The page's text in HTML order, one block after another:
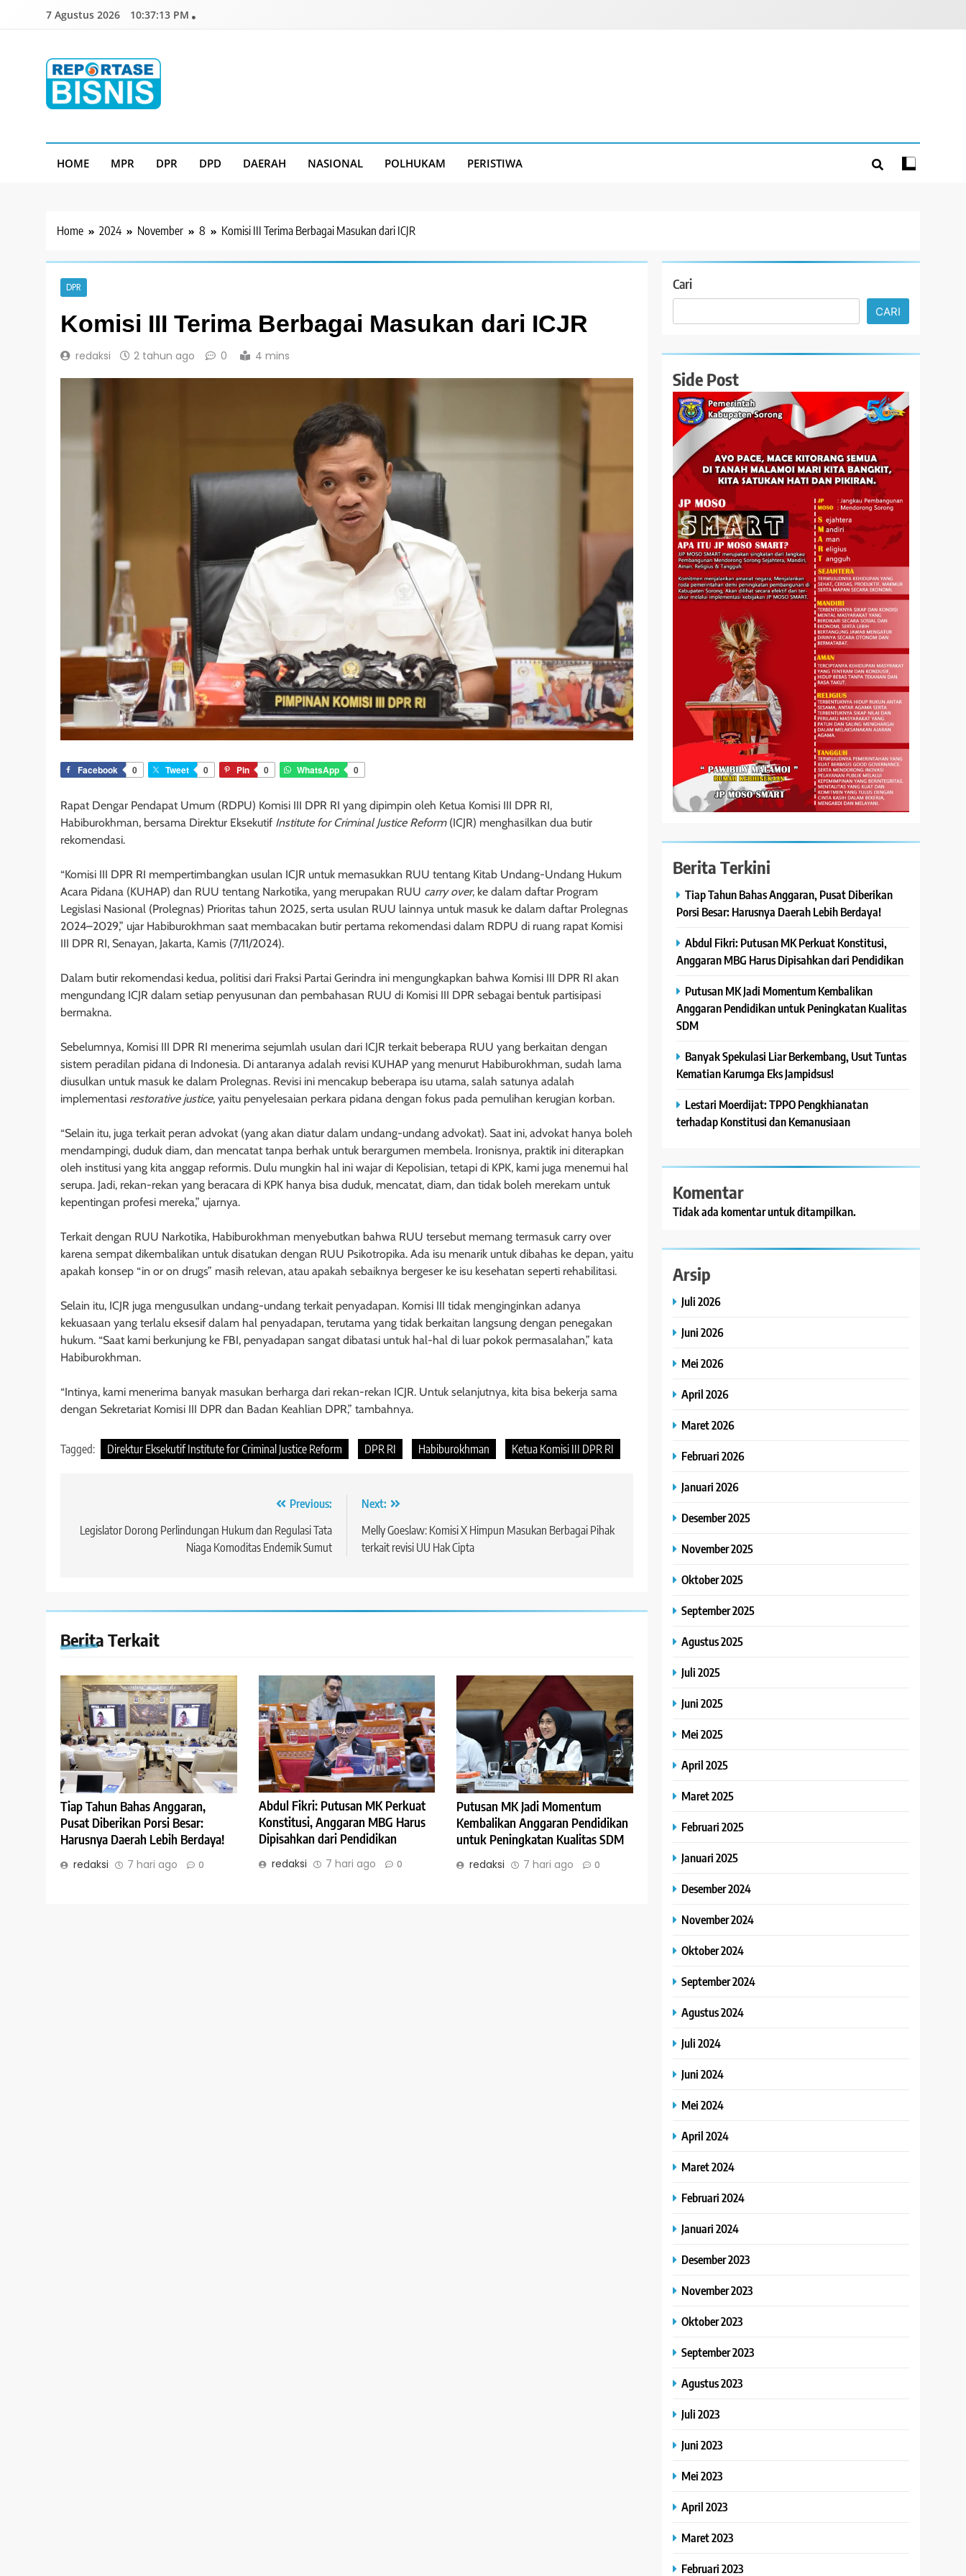
7 Agustus 2026 10:37:14 PM
HOME MPR DPR DPD DAERAH NASIONAL POLHUKAM PERISTIWA
Home 2024 November 8 Komisi III Terima Berbagai Masukan dari ICJR
DPR
Komisi III Terima Berbagai Masukan dari ICJR
redaksi 2 tahun ago 0 4 mins
Facebook 0 Tweet 0 Pin 0 WhatsApp 0
Rapat Dengar Pendapat Umum (RDPU) Komisi III DPR RI yang dipimpin oleh Ketua Komisi III DPR RI,
Habiburokhman, bersama Direktur Eksekutif Institute for Criminal Justice Reform(ICJR) menghasilkan dua butir
rekomendasi.
“Komisi III DPR RI mempertimbangkan usulan ICJR untuk memasukkan RUU tentang Kitab Undang-Undang Hukum
Acara Pidana (KUHAP) dan RUU tentang Narkotika, yang merupakan RUU carry over, ke dalam daftar Program
Legislasi Nasional (Prolegnas) Prioritas tahun 2025, serta usulan RUU lainnya untuk masuk ke dalam daftar Prolegnas
2024–2029,” ujar Habiburokhman saat membacakan butir pertama rekomendasi dalam RDPU di ruang rapat Komisi
III DPR RI, Senayan, Jakarta, Kamis (7/11/2024).
Dalam butir rekomendasi kedua, politisi dari Fraksi Partai Gerindra ini mengungkapkan bahwa Komisi III DPR RI akan
mengundang ICJR dalam setiap penyusunan dan pembahasan RUU di Komisi III DPR sebagai bentuk partisipasi
bermakna.
Sebelumnya, Komisi III DPR RI menerima sejumlah usulan dari ICJR terkait beberapa RUU yang berkaitan dengan
sistem peradilan pidana di Indonesia. Di antaranya adalah revisi KUHAP yang menurut Habiburokhman, sudah lama
diusulkan untuk masuk ke dalam Prolegnas. Revisi ini mencakup beberapa isu utama, salah satunya adalah
implementasi restorative justice, yaitu penyelesaian perkara pidana dengan fokus pada pemulihan kerugian korban.
“Selain itu, juga terkait peran advokat (yang akan diatur dalam undang-undang advokat). Saat ini, advokat hanya boleh
mendampingi, duduk diam, dan mencatat tanpa berhak untuk berargumen membela. Ironisnya, praktik ini diterapkan
oleh institusi yang kita anggap reformis. Dulu mungkin hal ini wajar di Kepolisian, tetapi di KPK, kami juga menemui hal
serupa. Jadi, rekan-rekan yang beracara di KPK hanya bisa duduk, mencatat, diam, dan tidak boleh merekam untuk
kepentingan profesi mereka,” ujarnya.
Terkait dengan RUU Narkotika, Habiburokhman menyebutkan bahwa RUU tersebut memang termasuk carry over
karena sempat dikembalikan untuk disatukan dengan RUU Psikotropika. Ada isu menarik untuk dibahas ke depan, yaitu
apakah konsep “in or on drugs” masih relevan, atau apakah sebaiknya bergeser ke isu kesehatan seperti rehabilitasi.
Selain itu, ICJR juga mengusulkan undang-undang terkait penyadapan. Komisi III tidak menginginkan adanya
kekuasaan yang terlalu eksesif dalam hal penyadapan, terutama yang tidak berkaitan langsung dengan penegakan
hukum. “Saat kami berkunjung ke FBI, penyadapan sangat dibatasi untuk hal-hal di luar pokok permasalahan,” kata
Habiburokhman.
“Intinya, kami menerima banyak masukan berharga dari rekan-rekan ICJR. Untuk selanjutnya, kita bisa bekerja sama
dengan Sekretariat Komisi III DPR dan Badan Keahlian DPR,” tambahnya.
Tagged: Direktur Eksekutif Institute for Criminal Justice Reform DPR RI Habiburokhman Ketua Komisi III DPR RI
pos
Previous:
Legislator Dorong Perlindungan Hukum dan Regulasi Tata
Niaga Komoditas Endemik Sumut
Next:
Melly Goeslaw: Komisi X Himpun Masukan Berbagai Pihak
terkait revisi UU Hak Cipta
Berita Terkait
Tiap Tahun Bahas Anggaran,
Pusat Diberikan Porsi Besar:
Harusnya Daerah Lebih Berdaya!
redaksi 7 hari ago 0
Abdul Fikri: Putusan MK Perkuat
Konstitusi, Anggaran MBG Harus
Dipisahkan dari Pendidikan
redaksi 7 hari ago 0
Putusan MK Jadi Momentum
Kembalikan Anggaran Pendidikan
untuk Peningkatan Kualitas SDM
redaksi 7 hari ago 0
Cari
CARI
Side Post
Berita Terkini
Tiap Tahun Bahas Anggaran, Pusat Diberikan
Porsi Besar: Harusnya Daerah Lebih Berdaya!
Abdul Fikri: Putusan MK Perkuat Konstitusi,
Anggaran MBG Harus Dipisahkan dari Pendidikan
Putusan MK Jadi Momentum Kembalikan
Anggaran Pendidikan untuk Peningkatan Kualitas
SDM
Banyak Spekulasi Liar Berkembang, Usut Tuntas
Kematian Karumga Eks Jampidsus!
Lestari Moerdijat: TPPO Pengkhianatan
terhadap Konstitusi dan Kemanusiaan
Komentar
Tidak ada komentar untuk ditampilkan.
Arsip
Juli 2026
Juni 2026
Mei 2026
April 2026
Maret 2026
Februari 2026
Januari 2026
Desember 2025
November 2025
Oktober 2025
September 2025
Agustus 2025
Juli 2025
Juni 2025
Mei 2025
April 2025
Maret 2025
Februari 2025
Januari 2025
Desember 2024
November 2024
Oktober 2024
September 2024
Agustus 2024
Juli 2024
Juni 2024
Mei 2024
April 2024
Maret 2024
Februari 2024
Januari 2024
Desember 2023
November 2023
Oktober 2023
September 2023
Agustus 2023
Juli 2023
Juni 2023
Mei 2023
April 2023
Maret 2023
Februari 2023